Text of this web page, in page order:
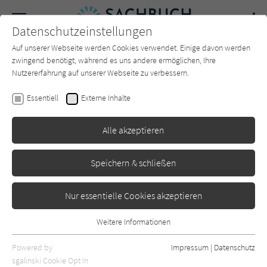
SUCHE Forum Charts Newsletter
Alexandra Fabisch , Luis Teichmann
Erschienen: Mai 2022
Datenschutzeinstellungen
Auf unserer Webseite werden Cookies verwendet. Einige davon werden
zwingend benötigt, während es uns andere ermöglichen, Ihre
Nutzererfahrung auf unserer Webseite zu verbessern.
Essentiell Externe Inhalte
Alle akzeptieren
Speichern & schließen
Nur essentielle Cookies akzeptieren
Essentielle Cookies werden für grundlegende Funktionen der
Webseite benötigt. Dadurch ist gewährleistet, dass die Webseite
Weitere Informationen
Powered by
sgalinski Cookie Opt In
Impressum | Datenschutz